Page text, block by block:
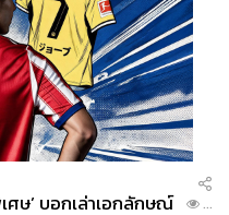
ศษ’ บอกเล่าเอกลักษณ์
...